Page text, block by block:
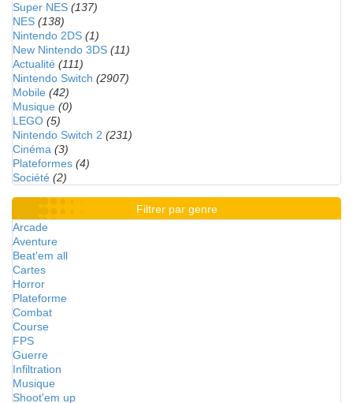
Super NES (137)
NES (138)
Nintendo 2DS (1)
New Nintendo 3DS (11)
Actualité (111)
Nintendo Switch (2907)
Mobile (42)
Musique (0)
LEGO (5)
Nintendo Switch 2 (231)
Cinéma (3)
Plateformes (4)
Société (2)
Filtrer par genre
Arcade
Aventure
Beat'em all
Cartes
Horror
Plateforme
Combat
Course
FPS
Guerre
Infiltration
Musique
Shoot'em up